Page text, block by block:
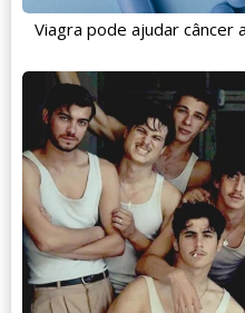
Viagra pode ajudar câncer